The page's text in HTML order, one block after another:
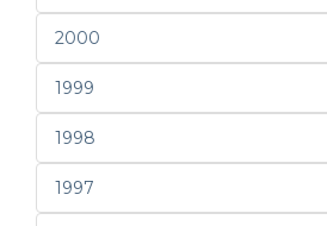
2000
1999
1998
1997